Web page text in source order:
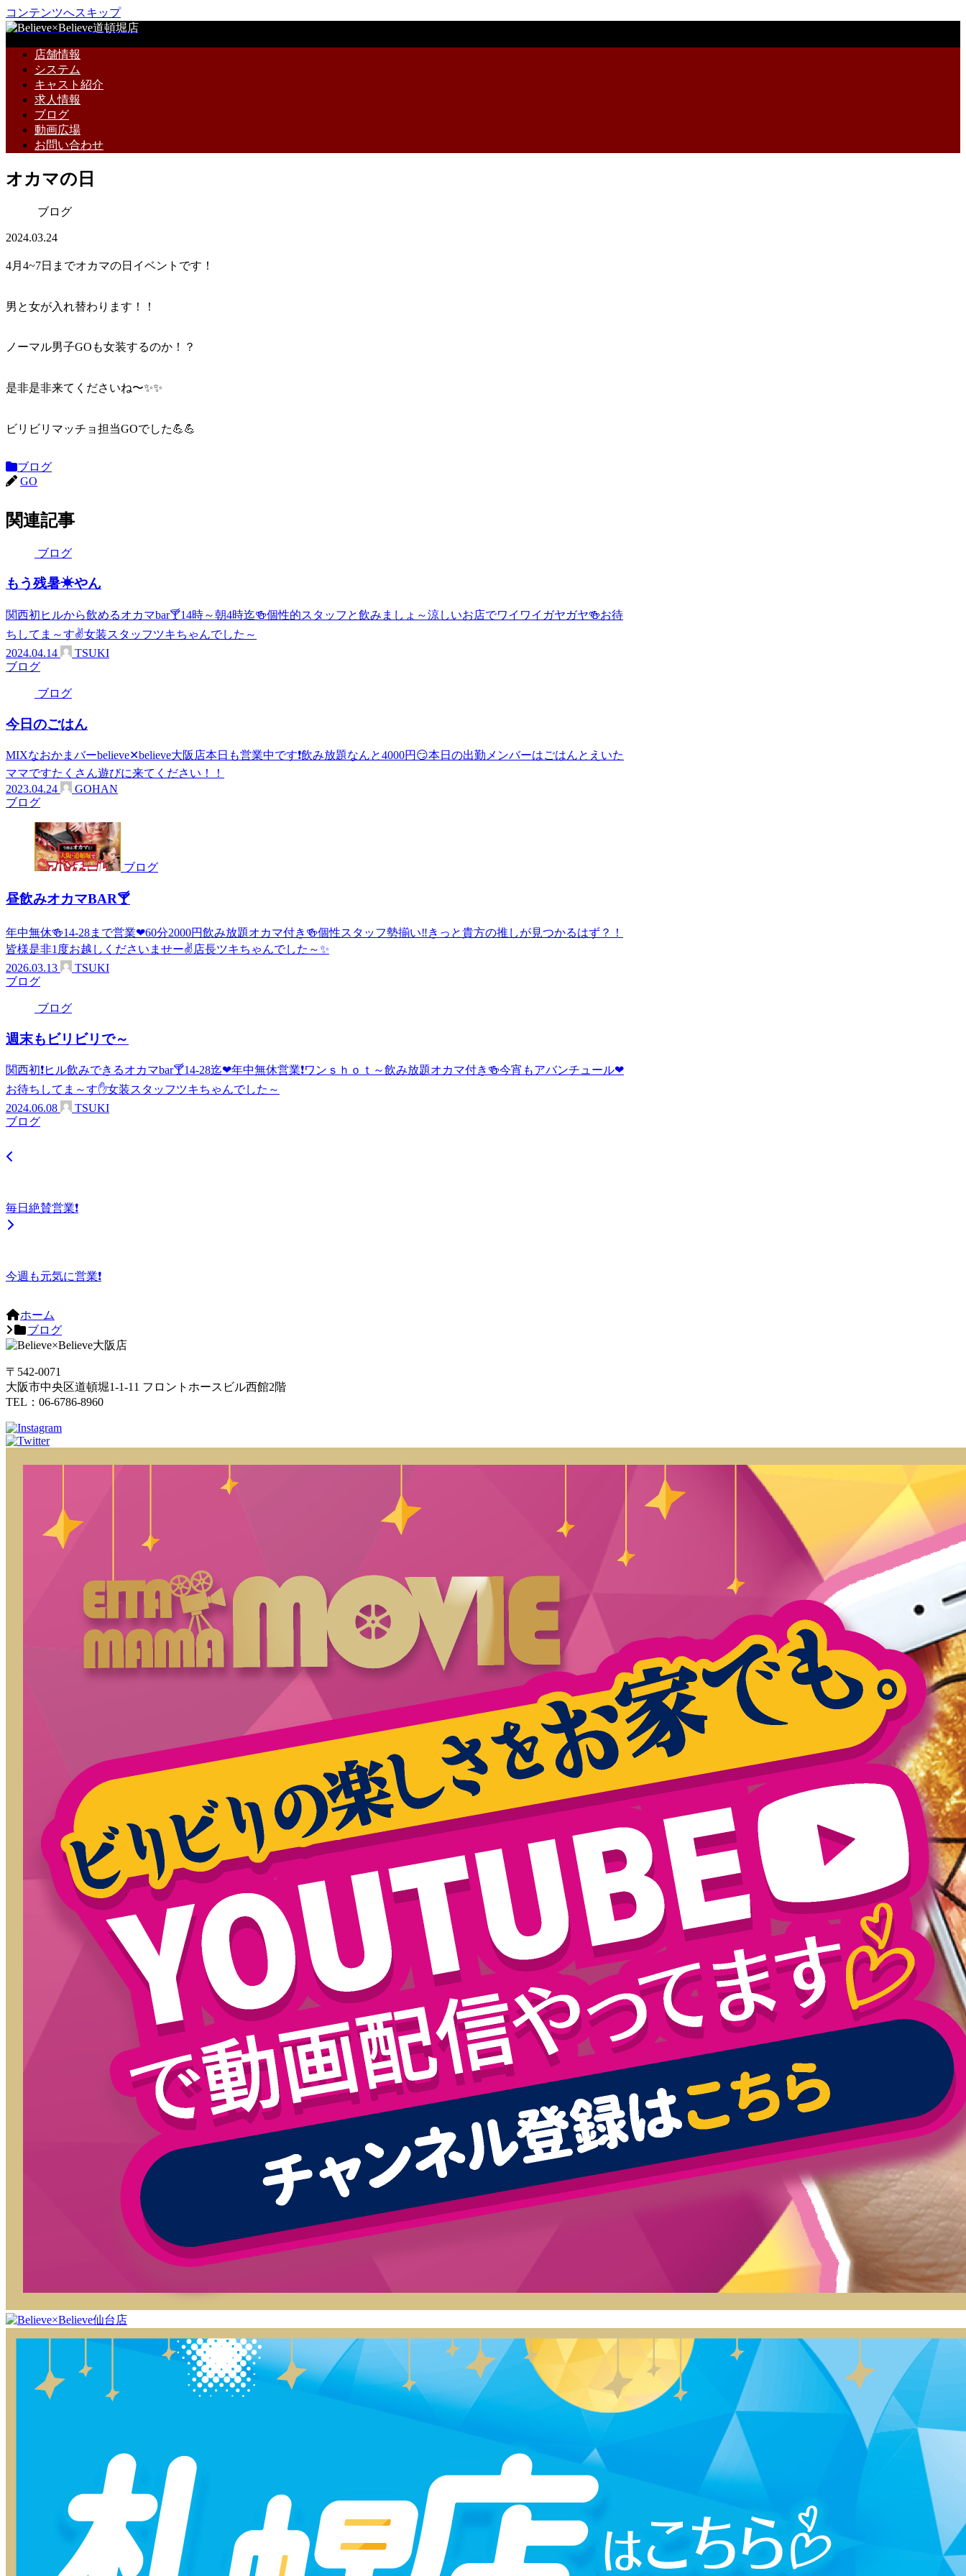
コンテンツへスキップ
店舗情報
システム
キャスト紹介
求人情報
ブログ
動画広場
お問い合わせ
オカマの日
ブログ
2024.03.24
4月4~7日までオカマの日イベントです！
男と女が入れ替わります！！
ノーマル男子GOも女装するのか！？
是非是非来てくださいね〜✨✨
ビリビリマッチョ担当GOでした💪💪
ブログ
GO
関連記事
ブログ
もう残暑☀やん
関西初ヒルから飲めるオカマbar🍸14時～朝4時迄🍻個性的スタッフと飲みましょ～涼しいお店でワイワイガヤガヤ🍻お待
ちしてま～す✌女装スタッフツキちゃんでした～
2024.04.14
TSUKI
ブログ
ブログ
今日のごはん
MIXなおかまバーbelieve✕believe大阪店本日も営業中です❗飲み放題なんと4000円😏本日の出勤メンバーはごはんとえいた
ママですたくさん遊びに来てください！！
2023.04.24
GOHAN
ブログ
ブログ
昼飲みオカマBAR🍸
年中無休🍻14-28まで営業❤60分2000円飲み放題オカマ付き🍻個性スタッフ勢揃い‼️きっと貴方の推しが見つかるはず？！
皆様是非1度お越しくださいませー✌店長ツキちゃんでした～✨
2026.03.13
TSUKI
ブログ
ブログ
週末もビリビリで～
関西初❗ヒル飲みできるオカマbar🍸14-28迄❤年中無休営業❗ワンｓｈｏｔ～飲み放題オカマ付き🍻今宵もアバンチュール❤
お待ちしてま～す✋女装スタッフツキちゃんでした～
2024.06.08
TSUKI
ブログ
毎日絶賛営業❗
今週も元気に営業❗
ホーム
ブログ
〒542-0071
大阪市中央区道頓堀1-1-11 フロントホースビル西館2階
TEL：06-6786-8960